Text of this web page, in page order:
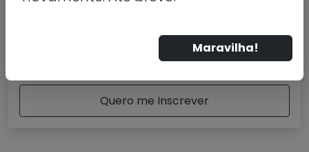
3
(Escala de 1 a 5)
Quero me Inscrever
Maravilha!